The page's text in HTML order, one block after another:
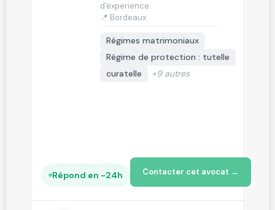
d'experience.
📍 Bordeaux
Régimes matrimoniaux
Régime de protection : tutelle
curatelle
+9 autres
Répond en ~24h Contacter cet avocat →